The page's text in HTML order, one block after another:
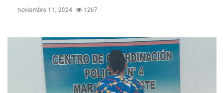
noviembre 11, 2024 1267